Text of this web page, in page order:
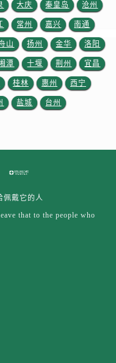
浙江省舟山市定海区解放东路劳力士售后服务中心（需提前预约）
澳门特别行政区大堂区议事亭前地（新马路）劳力士售后服务中心（需提前预约）
澳门特别行政区风顺堂区南湾大马路劳力士售后服务中心（需提前预约）
澳门特别行政区花地玛堂区关闸广场劳力士售后服务中心（需提前预约）
澳门特别行政区花王堂区大三巴商圈劳力士售后服务中心（需提前预约）
广东省广州市越秀区环市东路371-375号世界贸易中心大厦南塔15层1507室劳力士售后服务中心（需提前预约）
大庆 秦皇岛 沧州
常州 嘉兴 南通
山 扬州 金华 洛阳
潭 十堰 荆州 宜昌
桂林 惠州 西宁
盐城 台州
佩戴它的人
that to the people who